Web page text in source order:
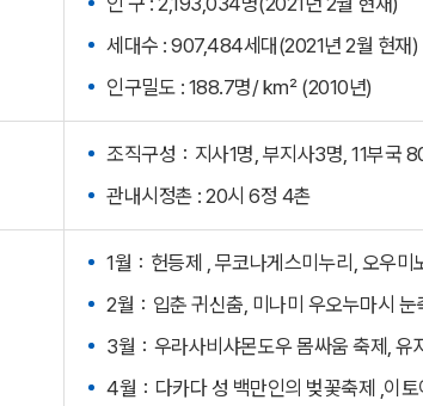
세대수 : 907,484세대(2021년 2월 현재)
인구밀도 : 188.7명/ k㎡ (2010년)
조직구성：지사1명, 부지사3명, 11부국
관내시정촌 : 20시 6정 4촌
1월：헌등제 , 무코나게스미누리, 오우미
2월：입춘 귀신춤, 미나미 우오누마시
3월：우라사비샤몬도우 몸싸움 축제, 유
4월：다카다 성 백만인의 벚꽃축제 ,이